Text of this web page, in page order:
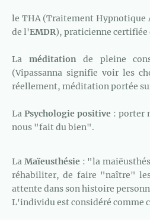
le THA (Traitement
de l'EMDR), praticienne certifiée
La méditation de pleine
(Vipassanna signifie voir les
réellement, méditation portée
La Psychologie positive : porter
nous "fait du bien".
La Maïeusthésie : "la
réhabiliter, de faire "naître"
attente dans son histoire
L'individu est considéré comme